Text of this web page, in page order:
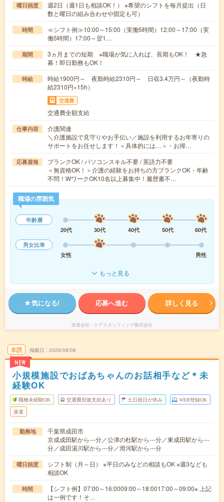
曜日頻度
週2日（週1日も相談OK！） ※希望のシフトを毎月提出（日
数と曜日の組み合わせや固定も可）
時間
≪シフト例≫10:00～15:00（実働5時間）12:00～17:00（実
働5時間）17:00～翌1…
期間
3ヵ月までの短期 ※職場が気に入れば、長期もOK！ ★急
募！即日勤務もOK！
時給
時給1900円～ 夜勤時給2310円～ 日収3.4万円～（夜勤時
給2310円×15h）
交通費
交通費全額支給
仕事内容
介護関連
＼介護施設で見守りやお手伝い／施設を利用するお年寄りの
サポートをお任せします！＜具体的には…＞・お掃…
応募資格
ブランクOK / パソコンスキル不要 / 英語力不要
＜無資格OK！＞介護の経験をお持ちの方ブランクOK・年齢
不問！WワークOK10名以上募集中！履歴書不…
職場の雰囲気
年齢層
20代
30代 40代 50代
60代
男女比率
女性
男性
もっと見る
気になる! 応募へ進む 詳しく見る
派遣会社 ケアスタッフィング株式会社
未読
NEW
掲載日 2026/08/08
小規模施設でおばあちゃんのお話相手など＊未
経験OK
職種未経験OK 交通費別途支給あり 土日祝日が休み WEB登録OK
派遣
勤務地
千葉県成田市
京成成田駅から---分／公津の杜駅から---分／東成田駅から---
分／成田湯川駅から---分／滑河駅から---分
曜日頻度
シフト制（月～日） ※平日のみなどの相談もOK ※週3なども
相談OK
時間
【シフト例】07:00～16:0009:00～18:0017:00～09:00※ 上記
は一例です！そ…